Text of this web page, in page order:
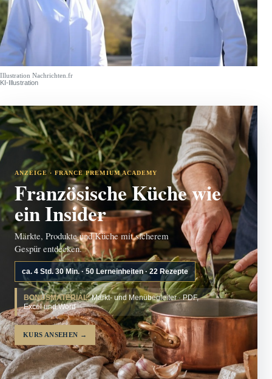
Illustration Nachrichten.fr
KI-Illustration
ANZEIGE · FRANCE PREMIUM ACADEMY
Französische Küche wie
ein Insider
Märkte, Produkte und Küche mit sicherem
Gespür entdecken.
ca. 4 Std. 30 Min. · 50 Lerneinheiten · 22 Rezepte
BONUSMATERIAL:Markt- und Menübegleiter · PDF,
Excel und Word
KURS ANSEHEN →